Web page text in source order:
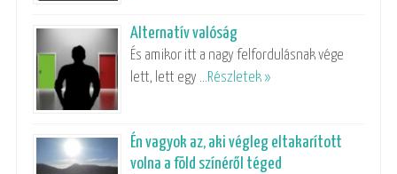
Alternatív valóság
És amikor itt a nagy felfordulásnak vége
lett, lett egy …Részletek »
Én vagyok az, aki végleg eltakarított
volna a föld színéről téged